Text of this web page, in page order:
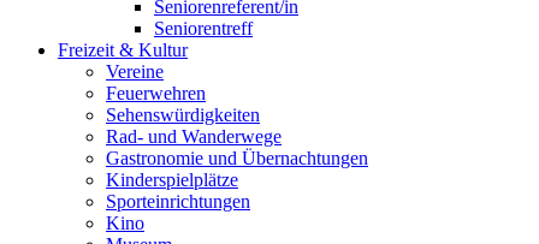
Seniorenreferent/in
Seniorentreff
Freizeit & Kultur
Vereine
Feuerwehren
Sehenswürdigkeiten
Rad- und Wanderwege
Gastronomie und Übernachtungen
Kinderspielplätze
Sporteinrichtungen
Kino